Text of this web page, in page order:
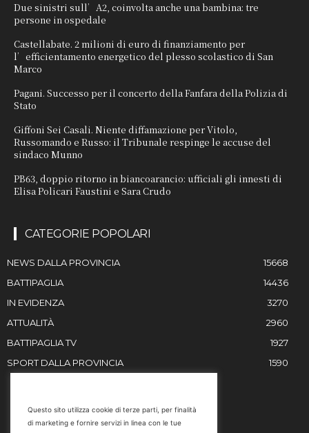
Due sinistri sull’A2, coinvolta anche una bambina: tre
persone in ospedale
Castellabate. 2 milioni di euro di finanziamento per
l’efficientamento energetico del plesso scolastico di San
Marco
Pagani. Successo per il concerto della Fanfara della Polizia di
Stato
Giffoni Sei Casali. Niente diffamazione per Vitolo,
Russomando e Russo: il Tribunale respinge le accuse del
sindaco Munno
PB63, doppio ritorno in biancoarancio: ufficiali gli innesti di
Elisa Policari Faustini e Sara Crudo
CATEGORIE POPOLARI
NEWS DALLA PROVINCIA
15668
BATTIPAGLIA
14436
IN EVIDENZA
3270
ATTUALITÀ
2960
BATTIPAGLIA TV
1927
SPORT DALLA PROVINCIA
1590
Questo sito utilizza cookie di terze parti, per finalità
di marketing e fornire servizi in linea con le tue